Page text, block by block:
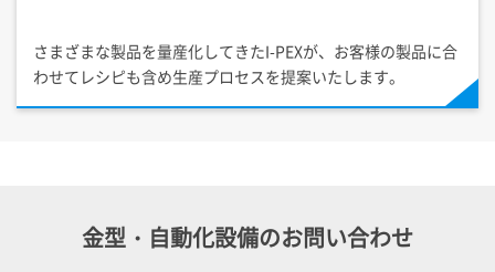
さまざまな製品を量産化してきたI-PEXが、お客様の製品に合
わせてレシピも含め生産プロセスを提案いたします。
金型・自動化設備のお問い合わせ